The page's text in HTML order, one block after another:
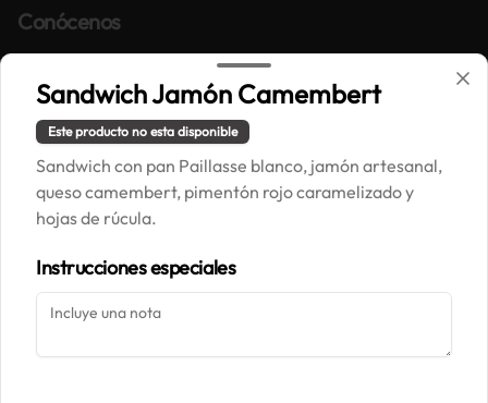
Conócenos
Correo: contacto@painpaillasse.cl
Términos y condiciones
Política de privacidad
Redes sociales
Instagram
Mi cuenta
Iniciar sesión
Sandwich Jamón Camembert
Este producto no esta disponible
Sandwich con pan Paillasse blanco, jamón artesanal,
queso camembert, pimentón rojo caramelizado y
hojas de rúcula.
Instrucciones especiales